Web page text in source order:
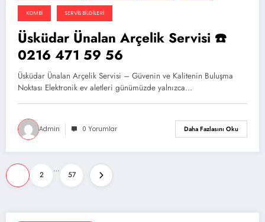
KOMBI SERVIS BILGILERI
Üsküdar Ünalan Arçelik Servisi ☎️
0216 471 59 56
Üsküdar Ünalan Arçelik Servisi – Güvenin ve Kalitenin Buluşma
Noktası Elektronik ev aletleri günümüzde yalnızca…
Admin 0 Yorumlar Daha Fazlasını Oku
Yazı
sayfalandırması
2
…
57